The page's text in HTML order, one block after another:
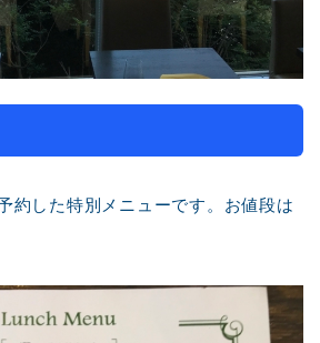
約した特別メニューです。お値段は